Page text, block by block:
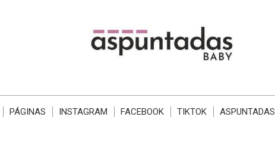
PÁGINAS INSTAGRAM FACEBOOK TIKTOK ASPUNTADAS